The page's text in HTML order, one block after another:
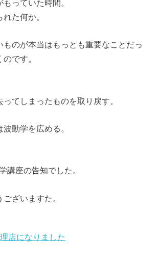
っていた時間。
た何か。
ものが本当はもっとも重要なことだっ
です。
てしまったものを取り戻す。
動学を広める。
講座の告知でした。
ざいますた。
店になりました